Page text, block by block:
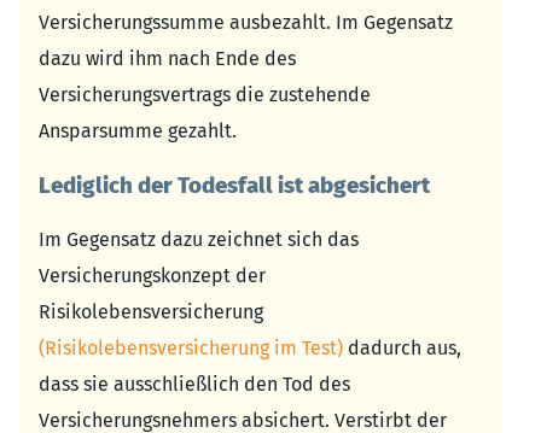
Versicherungssumme ausbezahlt. Im Gegensatz
dazu wird ihm nach Ende des
Versicherungsvertrags die zustehende
Ansparsumme gezahlt.
Lediglich der Todesfall ist abgesichert
Im Gegensatz dazu zeichnet sich das
Versicherungskonzept der
Risikolebensversicherung
(Risikolebensversicherung im Test) dadurch aus,
dass sie ausschließlich den Tod des
Versicherungsnehmers absichert. Verstirbt der